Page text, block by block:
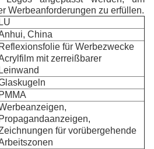
Werbeanforderungen zu erfüllen.
LU
China
Reflexionsfolie für Werbezwecke
mit zerreißbarer
Leinwand
PMMA
Propagandaanzeigen,
für vorübergehende